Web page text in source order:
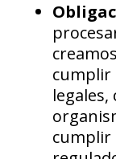
cumplir
cumplir